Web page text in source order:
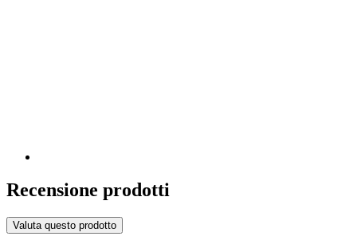
Recensione prodotti
Valuta questo prodotto